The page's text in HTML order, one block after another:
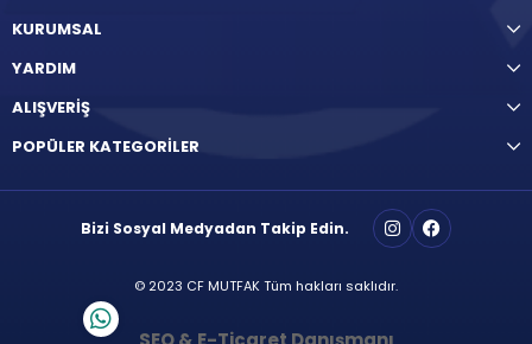
KURUMSAL
YARDIM
ALIŞVERİŞ
POPÜLER KATEGORİLER
Bizi Sosyal Medyadan Takip Edin.
© 2023 CF MUTFAK Tüm hakları saklıdır.